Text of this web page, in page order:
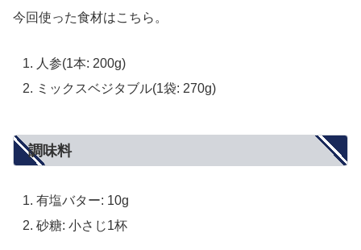
今回使った食材はこちら。
人参(1本: 200g)
ミックスベジタブル(1袋: 270g)
調味料
有塩バター: 10g
砂糖: 小さじ1杯